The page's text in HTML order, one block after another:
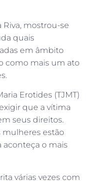
Riva, mostrou-se
quais
em âmbito
como mais um ato
Erotides (TJMT)
que a vítima
seus direitos.
mulheres estão
aconteça o mais
várias vezes com